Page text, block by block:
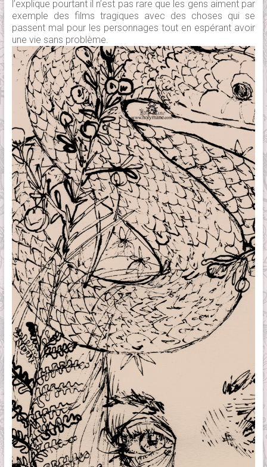
l’explique pourtant il n’est pas rare que les gens aiment par
exemple des films tragiques avec des choses qui se
passent mal pour les personnages tout en espérant avoir
une vie sans problème.